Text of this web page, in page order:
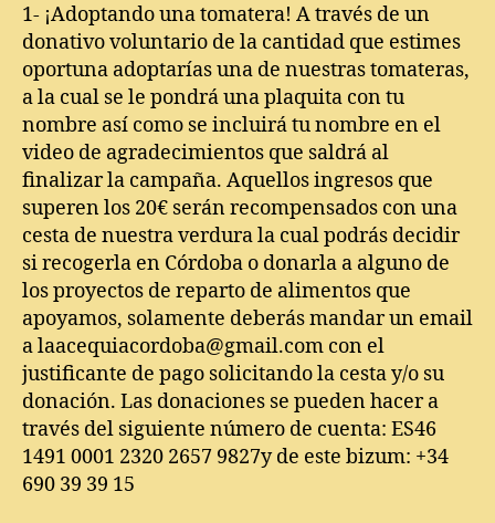
1- ¡Adoptando una tomatera! A través de un
donativo voluntario de la cantidad que estimes
oportuna adoptarías una de nuestras tomateras,
a la cual se le pondrá una plaquita con tu
nombre así como se incluirá tu nombre en el
video de agradecimientos que saldrá al
finalizar la campaña. Aquellos ingresos que
superen los 20€ serán recompensados con una
cesta de nuestra verdura la cual podrás decidir
si recogerla en Córdoba o donarla a alguno de
los proyectos de reparto de alimentos que
apoyamos, solamente deberás mandar un email
a laacequiacordoba@gmail.com con el
justificante de pago solicitando la cesta y/o su
donación. Las donaciones se pueden hacer a
través del siguiente número de cuenta: ES46
1491 0001 2320 2657 9827y de este bizum: +34
690 39 39 15